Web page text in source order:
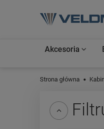
Akcesoria
Strona główna